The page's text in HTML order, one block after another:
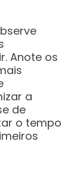
Anote os
a
de
o tempo